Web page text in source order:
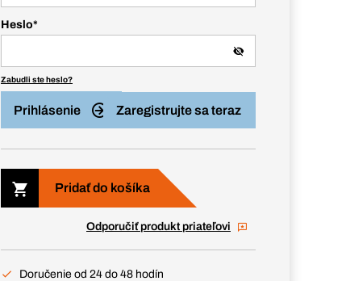
Heslo*
Zabudli ste heslo?
Prihlásenie Zaregistrujte sa teraz
Pridať do košíka
Odporučiť produkt priateľovi
Doručenie od 24 do 48 hodín